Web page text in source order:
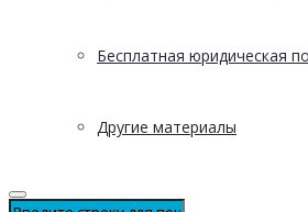
Бесплатная юридическая
Другие материалы